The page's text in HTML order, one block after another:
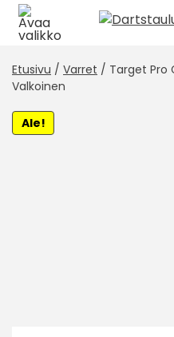
Skip
Etusivu / Varret / Target Pro
Valkoinen
Ale!